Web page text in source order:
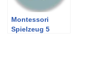
Montessori
Spielzeug 5